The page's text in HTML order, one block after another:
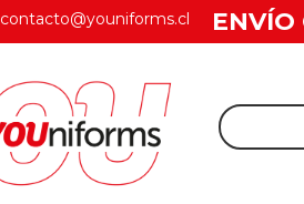
contacto@youniforms.cl ENVÍO